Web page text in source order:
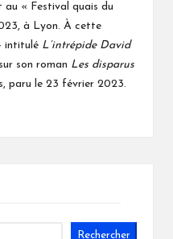
au « Festival quais du
à Lyon. À cette
intitulé L’intrépide David
sur son roman Les disparus
paru le 23 février 2023.
Rechercher